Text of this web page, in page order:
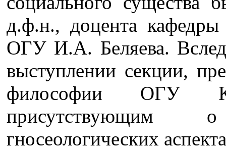
д.ф.н., доцента кафедры
ОГУ И.А. Беляева.
выступлении секции,
философии ОГУ
присутствующим
гносеологических